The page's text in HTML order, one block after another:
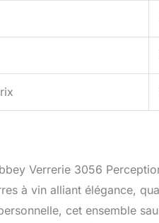
Verrerie 3056
à vin alliant élégance,
cet ensemble